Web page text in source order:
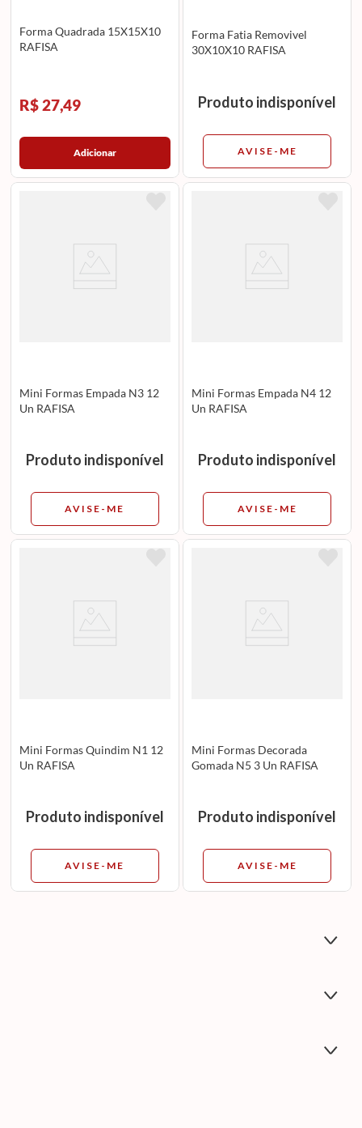
Forma Quadrada 15X15X10
RAFISA
R$ 27,49
Adicionar
Forma Fatia Removivel
30X10X10 RAFISA
Produto indisponível
AVISE-ME
Mini Formas Empada N3 12
Un RAFISA
Produto indisponível
AVISE-ME
Mini Formas Empada N4 12
Un RAFISA
Produto indisponível
AVISE-ME
Mini Formas Quindim N1 12
Un RAFISA
Produto indisponível
AVISE-ME
Mini Formas Decorada
Gomada N5 3 Un RAFISA
Produto indisponível
AVISE-ME